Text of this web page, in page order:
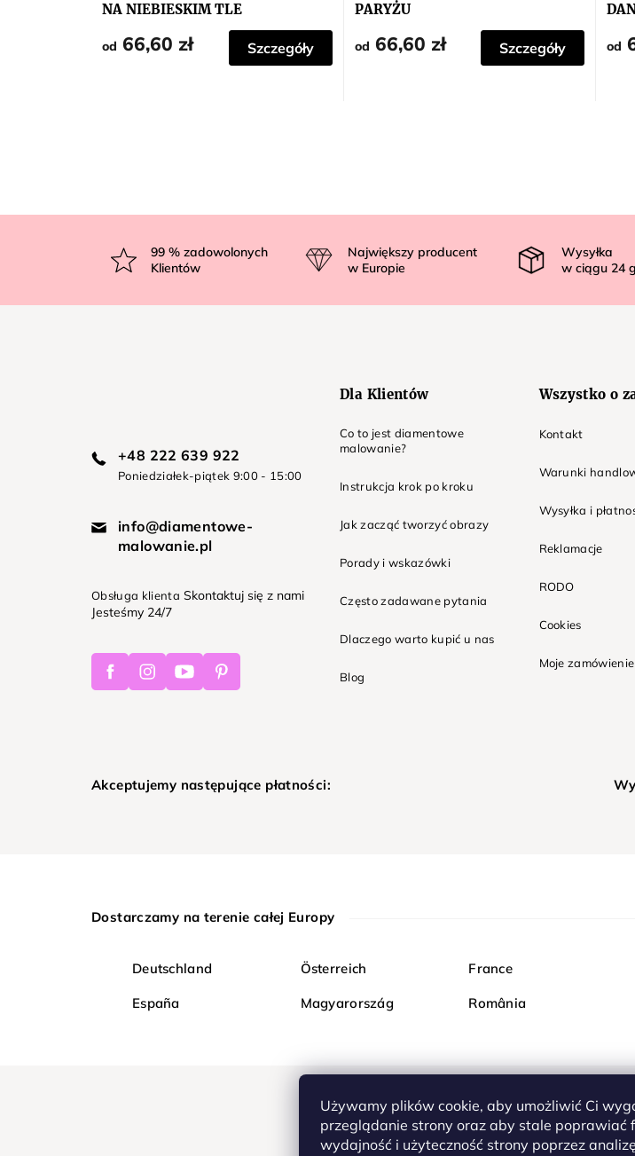
Używamy plików cookie, aby umożliwić Ci
przeglądanie strony oraz aby stale poprawiać
wydajność i użyteczność strony poprzez
NA NIEBIESKIM TLE
od 66,60 zł Szczegóły
PARYŻU
od 66,60 zł Szczegóły od
p
99% zadowolonych
Klientów
Największy producent
w Europie
Wysyłka
w ciągu 24
+48 222 639 922
Poniedziałek-piątek 9:00 - 15:00
info@diamentowe-
malowanie.pl
Obsługa klienta Skontaktuj się z nami
Jesteśmy 24/7
FacebookInstagramYoutubePinterest
Dla Klientów
Co to jest diamentowe
malowanie?
Instrukcja krok po kroku
Jak zacząć tworzyć obrazy
Porady i wskazówki
Często zadawane pytania
Dlaczego warto kupić u nas
Blog
Wszystko o
Kontakt
Warunki
Wysyłka i
Reklamacje
RODO
Cookies
Moje zamówienie
Akceptujemy następujące płatności:
Dostarczamy na terenie całej Europy
Deutschland Österreich France
España Magyarország România